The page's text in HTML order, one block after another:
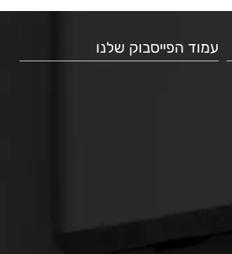
עמוד הפייסבוק שלנו